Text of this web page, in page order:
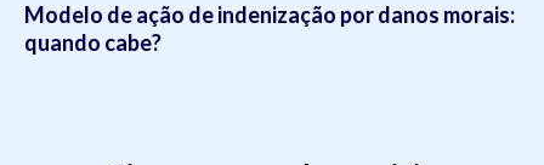
Modelo de ação de indenização por danos morais:
quando cabe?